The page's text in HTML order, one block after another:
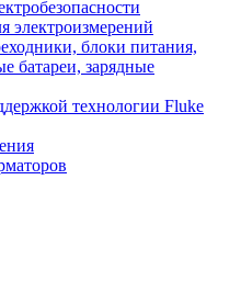
электроизмерений
блоки питания,
батареи, зарядные
технологии Fluke